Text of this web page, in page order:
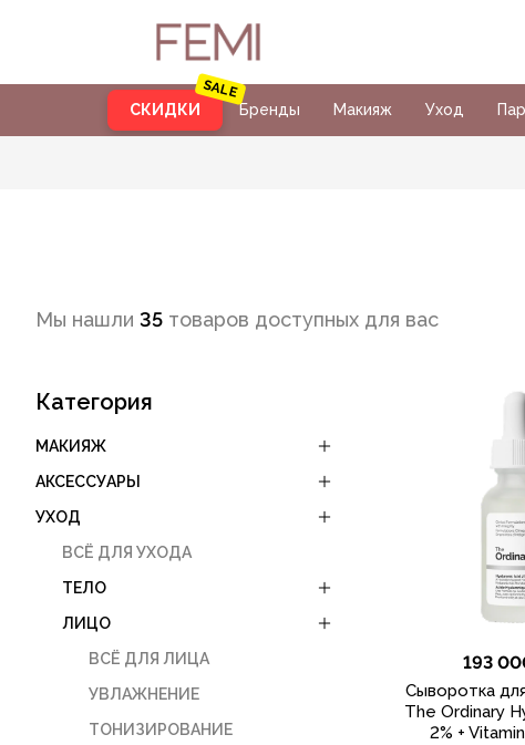
СКИДКИ Бренды Макияж Уход
Мы нашли 35 товаров доступных для вас
193
Cыворотка
The Ordinary
2% +
Категория
МАКИЯЖ
АКСЕССУАРЫ
УХОД
ВСЁ ДЛЯ УХОДА
ТЕЛО
ЛИЦО
ВСЁ ДЛЯ ЛИЦА
УВЛАЖНЕНИЕ
ТОНИЗИРОВАНИЕ